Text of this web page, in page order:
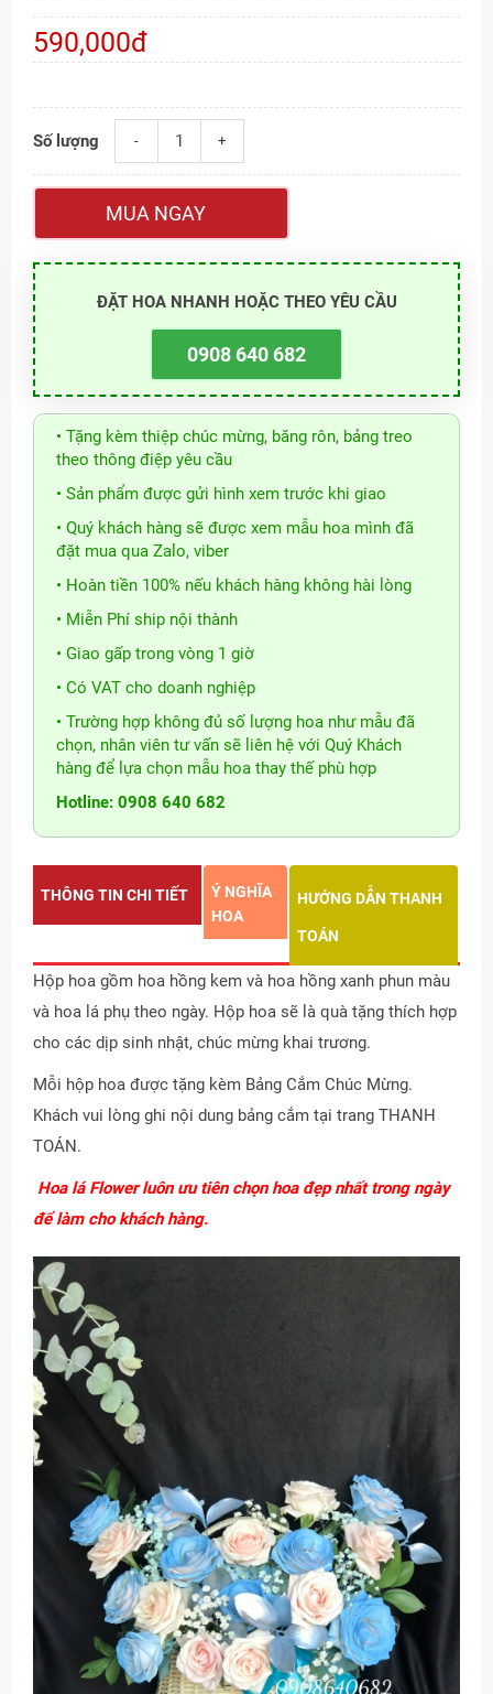
590,000đ
Số lượng - +
MUA NGAY
ĐẶT HOA NHANH HOẶC THEO YÊU CẦU
0908 640 682
• Tặng kèm thiệp chúc mừng, băng rôn, bảng treo
theo thông điệp yêu cầu
• Sản phẩm được gửi hình xem trước khi giao
• Quý khách hàng sẽ được xem mẫu hoa mình đã
đặt mua qua Zalo, viber
• Hoàn tiền 100% nếu khách hàng không hài lòng
• Miễn Phí ship nội thành
• Giao gấp trong vòng 1 giờ
• Có VAT cho doanh nghiệp
• Trường hợp không đủ số lượng hoa như mẫu đã
chọn, nhân viên tư vấn sẽ liên hệ với Quý Khách
hàng để lựa chọn mẫu hoa thay thế phù hợp
Hotline: 0908 640 682
THÔNG TIN CHI TIẾT
Ý NGHĨA
HOA
HƯỚNG DẪN THANH
TOÁN
Hộp hoa gồm hoa hồng kem và hoa hồng xanh phun màu
và hoa lá phụ theo ngày. Hộp hoa sẽ là quà tặng thích hợp
cho các dịp sinh nhật, chúc mừng khai trương.
Mỗi hộp hoa được tặng kèm Bảng Cắm Chúc Mừng.
Khách vui lòng ghi nội dung bảng cắm tại trang THANH
TOÁN.
Hoa lá Flower luôn ưu tiên chọn hoa đẹp nhất trong ngày
để làm cho khách hàng.